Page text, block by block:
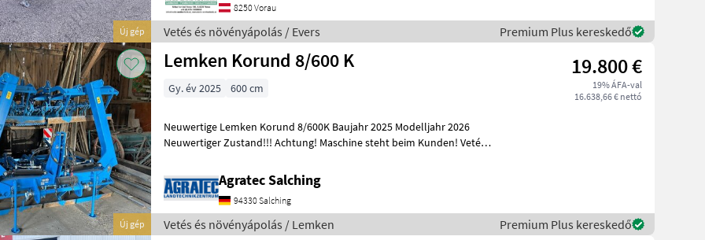
Új gép
8250 Vorau
Vetés és növényápolás / Evers Premium Plus kereskedő
Új gép
Lemken Korund 8/600 K 19.800 €
19% ÁFA-val
16.638,66 € nettó
Gy. év 2025 600 cm
Neuwertige Lemken Korund 8/600K Baujahr 2025 Modelljahr 2026
Neuwertiger Zustand!!! Achtung! Maschine steht beim Kunden! Vetés
Agratec Salching
94330 Salching
Vetés és növényápolás / Lemken Premium Plus kereskedő